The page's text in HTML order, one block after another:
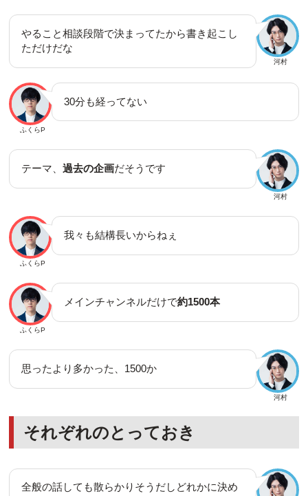
河村
やること相談段階で決まってたから書き起こし
ただけだな
ふくらP
30分も経ってない
河村
テーマ、 過去の企画だそうです
ふくらP
我々も結構長いからねぇ
ふくらP
メインチャンネルだけで約1500本
河村
思ったより多かった、1500か
それぞれのとっておき
全般の話しても散らかりそうだしどれかに決め